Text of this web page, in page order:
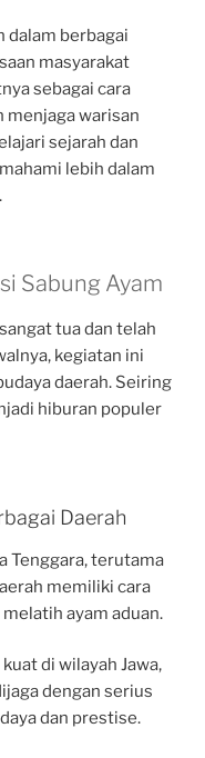
dalam berbagai
masyarakat
sebagai cara
menjaga warisan
sejarah dan
lebih dalam
Sabung Ayam
tua dan telah
kegiatan ini
daerah. Seiring
hiburan populer
Daerah
Tenggara, terutama
memiliki cara
ayam aduan.
di wilayah Jawa,
dengan serius
dan prestise.